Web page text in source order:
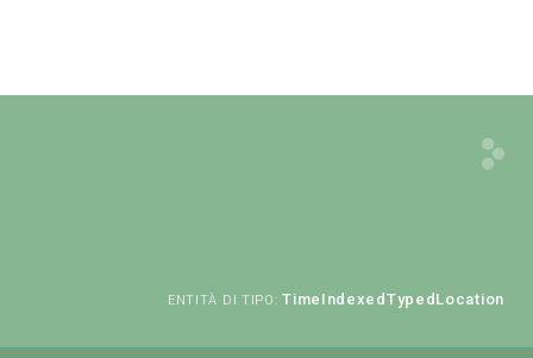
ENTITÀ DI TIPO: TimeIndexedTypedLocation